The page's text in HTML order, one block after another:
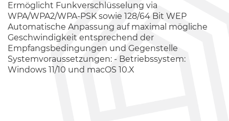
Ermöglicht Funkverschlüsselung via
WPA/WPA2/WPA-PSK sowie 128/64 Bit WEP
Automatische Anpassung auf maximal mögliche
Geschwindigkeit entsprechend der
Empfangsbedingungen und Gegenstelle
Systemvoraussetzungen: - Betriebssystem:
Windows 11/10 und macOS 10.X